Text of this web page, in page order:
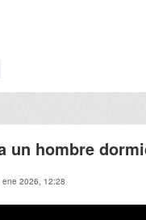
un hombre
ene 2026, 12:28